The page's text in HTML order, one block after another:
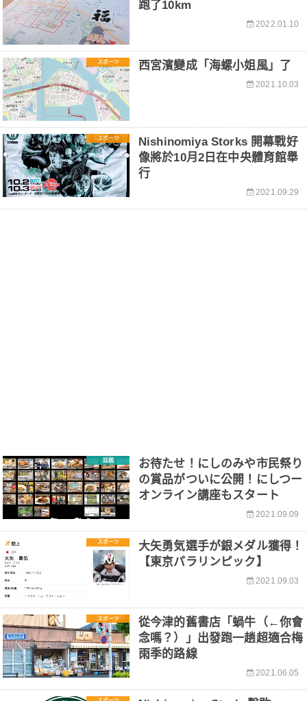
跑了10km
2022.01.10
スポーツ 西宮濱變成「海螺小姐風」了
2021.10.03
スポーツ
Nishinomiya Storks 開幕戰好
像將於10月2日在中央體育館舉
行
2021.09.29
話題
お待たせ！にしのみや市民祭り
の賞品がついに公開！にしつー
オンライン講座もスタート
2021.09.09
スポーツ
大矢勇気選手が銀メダル獲得！
【東京パラリンピック】
2021.09.03
スポーツ
從今津的舊書店「蝸牛（←你會
念嗎？）」出發跑一趟超適合梅
雨季的路線
2021.06.05